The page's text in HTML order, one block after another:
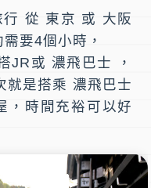
從 東京 或 大阪
要4個小時，
JR或 濃飛巴士 ，
就是搭乘 濃飛巴士
，時間充裕可以好